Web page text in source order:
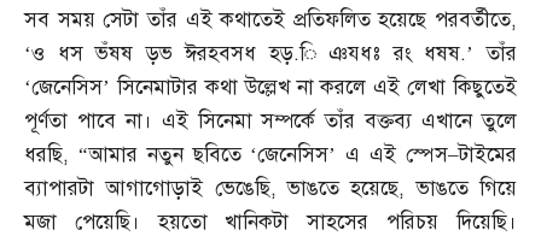
সব সময় সেটা তাঁর এই কথাতেই প্রতিফলিত হয়েছে পরবর্তীতে,
‘ও ধস ভঁষষ ড়ভ ঈরহবসধ হড়.ি ঞযধঃ রং ধষষ.’তাঁর
‘জেনেসিস’ সিনেমাটার কথা উল্লেখ না করলে এই লেখা কিছুতেই
পূর্ণতা পাবে না। এই সিনেমা সম্পর্কে তাঁর বক্তব্য এখানে তুলে
ধরছি, “আমার নতুন ছবিতে ‘জেনেসিস’ এ এই স্পেস–টাইমের
ব্যাপারটা আগাগোড়াই ভেঙেছি,ভাঙতে হয়েছে,ভাঙতে গিয়ে
মজা পেয়েছি। হয়তো খানিকটা সাহসের পরিচয় দিয়েছি।